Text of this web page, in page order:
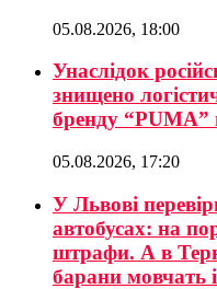
05.08.2026, 18:00
Унаслідок
знищено
бренду “PUMA”
05.08.2026, 17:20
У Львові
автобусах: на
штрафи. А в
барани мовчать